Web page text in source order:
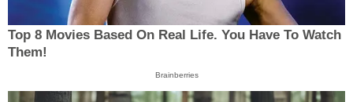
Top 8 Movies Based On Real Life. You Have To Watch
Them!
Brainberries